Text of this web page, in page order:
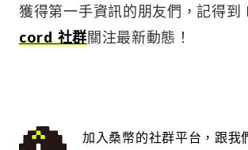
獲得第一手資訊的朋友們，記得
cord 社群關注最新動態！
加入桑幣的社群平台，跟我